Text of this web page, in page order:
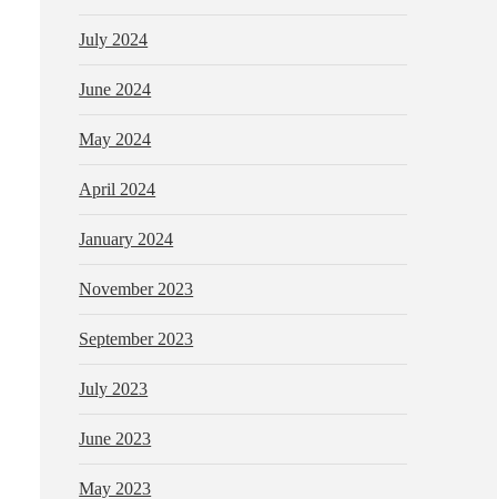
July 2024
June 2024
May 2024
April 2024
January 2024
November 2023
September 2023
July 2023
June 2023
May 2023